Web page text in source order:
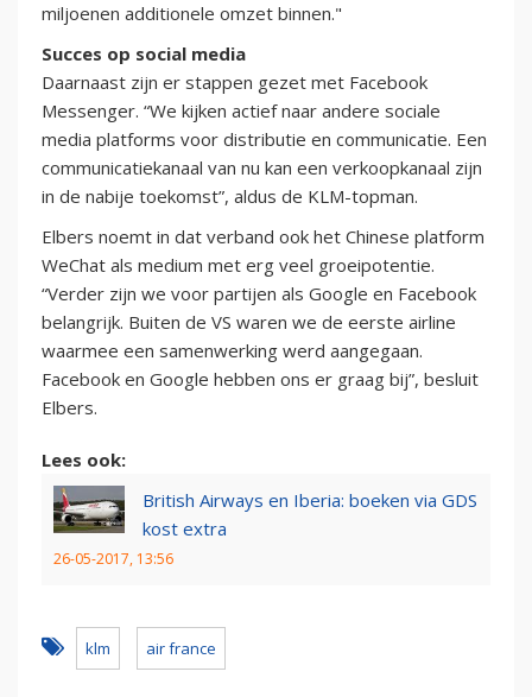
miljoenen additionele omzet binnen."
Succes op social media
Daarnaast zijn er stappen gezet met Facebook
Messenger. “We kijken actief naar andere sociale
media platforms voor distributie en communicatie. Een
communicatiekanaal van nu kan een verkoopkanaal zijn
in de nabije toekomst”, aldus de KLM-topman.
Elbers noemt in dat verband ook het Chinese platform
WeChat als medium met erg veel groeipotentie.
“Verder zijn we voor partijen als Google en Facebook
belangrijk. Buiten de VS waren we de eerste airline
waarmee een samenwerking werd aangegaan.
Facebook en Google hebben ons er graag bij”, besluit
Elbers.
Lees ook:
British Airways en Iberia: boeken via GDS
kost extra
26-05-2017, 13:56
klm air france